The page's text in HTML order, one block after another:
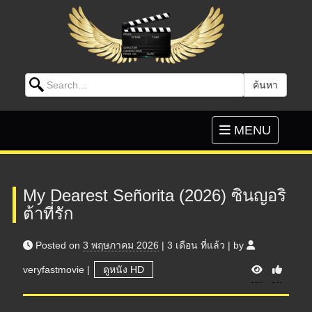
Search for: ค้นหา
Toggle
navigation
MENU
My Dearest Señorita (2026) ซินญอริ
ต้าที่รัก
Posted on 3 พฤษภาคม 2026 | 3 เดือน ที่แล้ว | by
veryfastmovie | ดูหนัง HD V
i